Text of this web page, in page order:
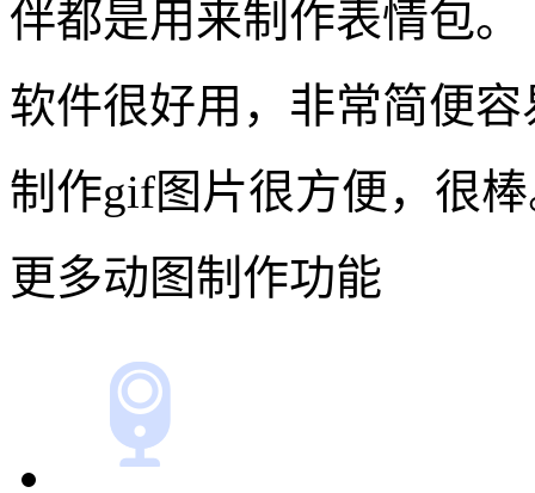
伴都是用来制作表情包。
软件很好用，非常简便
制作gif图片很方便，很
更多动图制作功能